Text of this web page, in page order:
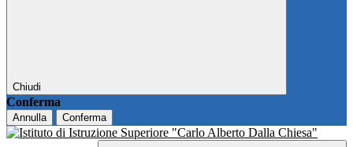
Chiudi
Conferma
Annulla Conferma